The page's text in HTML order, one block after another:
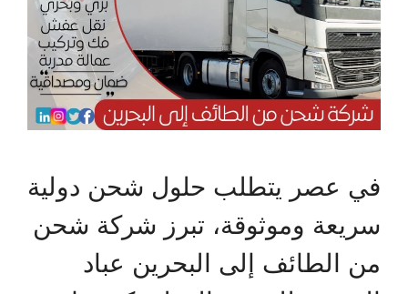
في عصر يتطلب حلول شحن دولية
سريعة وموثوقة، تبرز شركة شحن
من الطائف إلى البحرين عباد